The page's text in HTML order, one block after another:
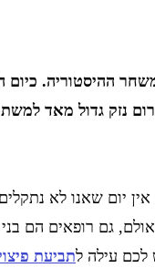
ההיסטוריה.
נזק גדול מאד
יום שאנו לא
גם רופאים הם
לכם עילה לתביעת